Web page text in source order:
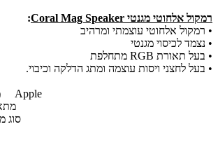
רמקול אלחוטי מגנטי Coral Mag Speaker
:
• רמקול אלחוטי עוצמתי ומרהיב
• נצמד לכיסוי מגנטי
• בעל תאורת RGB מתחלפת
• בעל לחצני ויסות עוצמה ומתג הדלקה וכיבוי.
Apple
סוג